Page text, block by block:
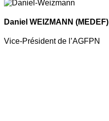
Daniel WEIZMANN (MEDEF)
Vice-Président de l’AGFPN